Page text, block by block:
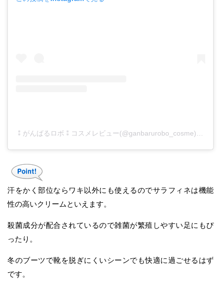
⁑がんばるロボ⁑コスメレビュー(@ganbarurobo_cosme)がシェアした投稿
汗をかく部位ならワキ以外にも使えるのでサラフィネは機能
性の高いクリームといえます。
殺菌成分が配合されているので雑菌が繁殖しやすい足にもぴ
ったり。
冬のブーツで靴を脱ぎにくいシーンでも快適に過ごせるはず
です。